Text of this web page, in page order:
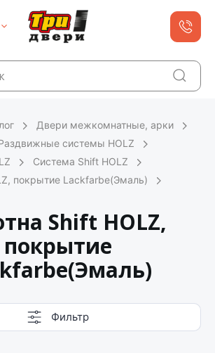
Двери межкомнатные, арки
системы HOLZ
Система Shift HOLZ
покрытие Lackfarbе(Эмаль)
Shift HOLZ,
покрытие
Фильтр